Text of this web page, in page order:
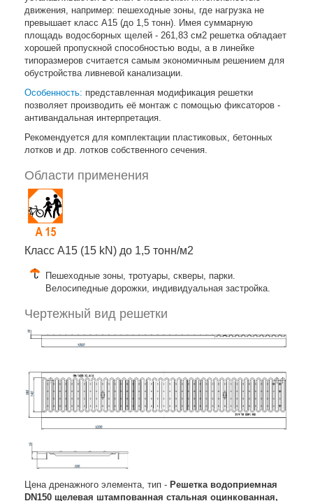
движения, например: пешеходные зоны, где нагрузка не
превышает класс A15 (до 1,5 тонн). Имея суммарную
площадь водосборных щелей - 261,83 см2 решетка обладает
хорошей пропускной способностью воды, а в линейке
типоразмеров считается самым экономичным решением для
обустройства ливневой канализации.
Особенность: представленная модификация решетки
позволяет производить её монтаж с помощью фиксаторов -
антивандальная интерпретация.
Рекомендуется для комплектации пластиковых, бетонных
лотков и др. лотков собственного сечения.
Области применения
Класс A15 (15 kN) до 1,5 тонн/м2
Пешеходные зоны, тротуары, скверы, парки.
Велосипедные дорожки, индивидуальная застройка.
Чертежный вид решетки
Цена дренажного элемента, тип - Решетка водоприемная
DN150 щелевая штампованная стальная оцинкованная,